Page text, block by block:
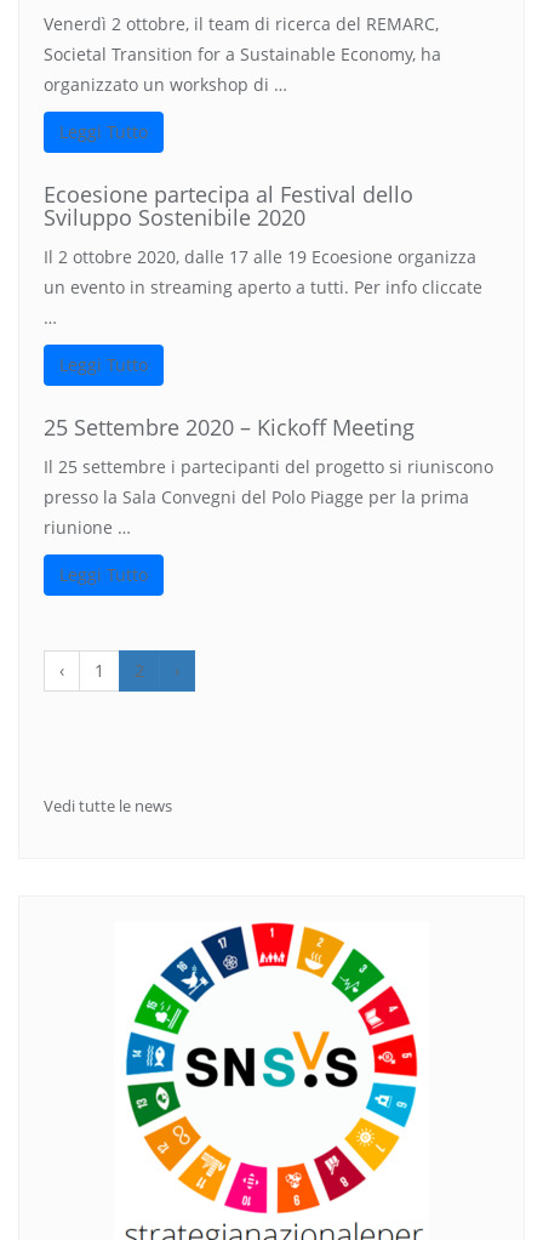
Venerdì 2 ottobre, il team di ricerca del REMARC,
Societal Transition for a Sustainable Economy, ha
organizzato un workshop di …
Leggi Tutto
Ecoesione partecipa al Festival dello
Sviluppo Sostenibile 2020
Il 2 ottobre 2020, dalle 17 alle 19 Ecoesione organizza
un evento in streaming aperto a tutti. Per info cliccate
…
Leggi Tutto
25 Settembre 2020 – Kickoff Meeting
Il 25 settembre i partecipanti del progetto si riuniscono
presso la Sala Convegni del Polo Piagge per la prima
riunione …
Leggi Tutto
‹ 1 2 ›
Vedi tutte le news